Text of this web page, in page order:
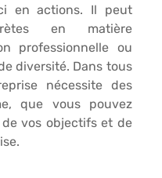
en actions. Il peut
en matière
professionnelle ou
diversité. Dans tous
nécessite des
que vous pouvez
vos objectifs et de